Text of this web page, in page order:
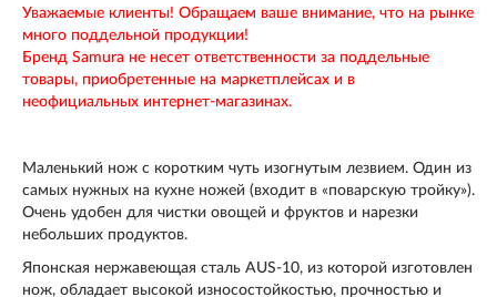
Уважаемые клиенты! Обращаем ваше внимание, что на рынке
много поддельной продукции!
Бренд Samura не несет ответственности за поддельные
товары, приобретенные на маркетплейсах и в
неофициальных интернет-магазинах.
Маленький нож с коротким чуть изогнутым лезвием. Один из
самых нужных на кухне ножей (входит в «поварскую тройку»).
Очень удобен для чистки овощей и фруктов и нарезки
небольших продуктов.
Японская нержавеющая cталь AUS-10, из которой изготовлен
нож, обладает высокой износостойкостью, прочностью и